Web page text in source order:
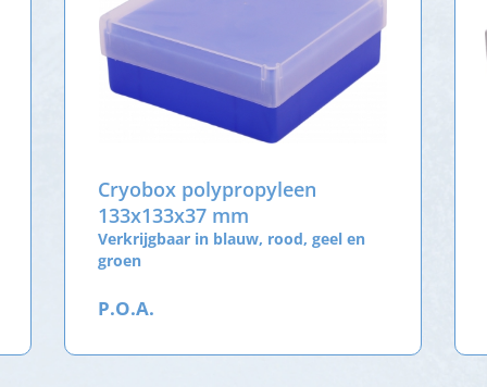
Cryobox polypropyleen
133x133x37 mm
Verkrijgbaar in blauw, rood, geel en
groen
P.O.A.